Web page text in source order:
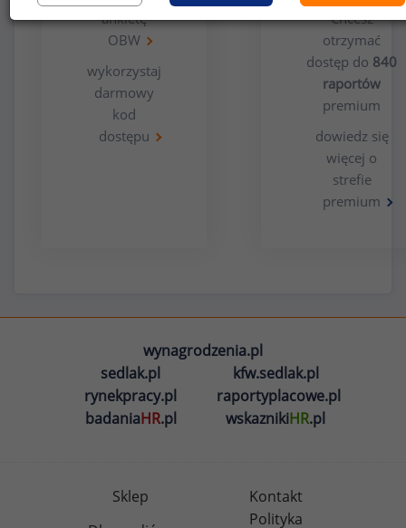
ankietę
OBW
wykorzystaj
darmowy
kod
dostępu
Chcesz
otrzymać
dostęp do 840
raportów
premium
dowiedz się
więcej o
strefie
premium
wynagrodzenia.pl
sedlak.pl
kfw.sedlak.pl
rynekpracy.pl
raportyplacowe.pl
badaniaHR.pl wskaznikiHR.pl
Sklep
Kontakt
Polityka